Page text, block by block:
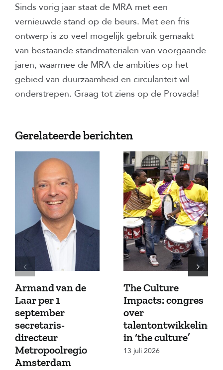
Sinds vorig jaar staat de MRA met een
vernieuwde stand op de beurs. Met een fris
ontwerp is zo veel mogelijk gebruik gemaakt
van bestaande standmaterialen van voorgaande
jaren, waarmee de MRA de ambities op het
gebied van duurzaamheid en circulariteit wil
onderstrepen. Graag tot ziens op de Provada!
Gerelateerde berichten
Armand van de
Laar per 1
september
secretaris-
directeur
Metropoolregio
Amsterdam
The Culture
Impacts: congres
over
talentontwikkeling
in ‘the culture’
13 juli 2026